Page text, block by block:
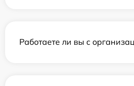
Работаете ли вы с